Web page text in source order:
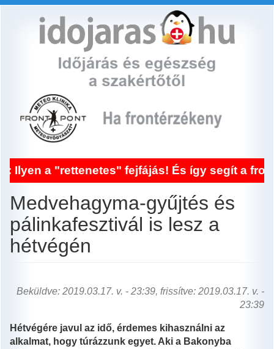
a "rettenetes" fejfájás! És így segít a
Medvehagyma-gyűjtés és
pálinkafesztivál is lesz a
hétvégén
Beküldve: 2019.03.17. v. - 23:39, frissítve: 2019.03.17. v. -
23:39
Hétvégére javul az idő, érdemes kihasználni az
alkalmat, hogy túrázzunk egyet. Aki a Bakonyba